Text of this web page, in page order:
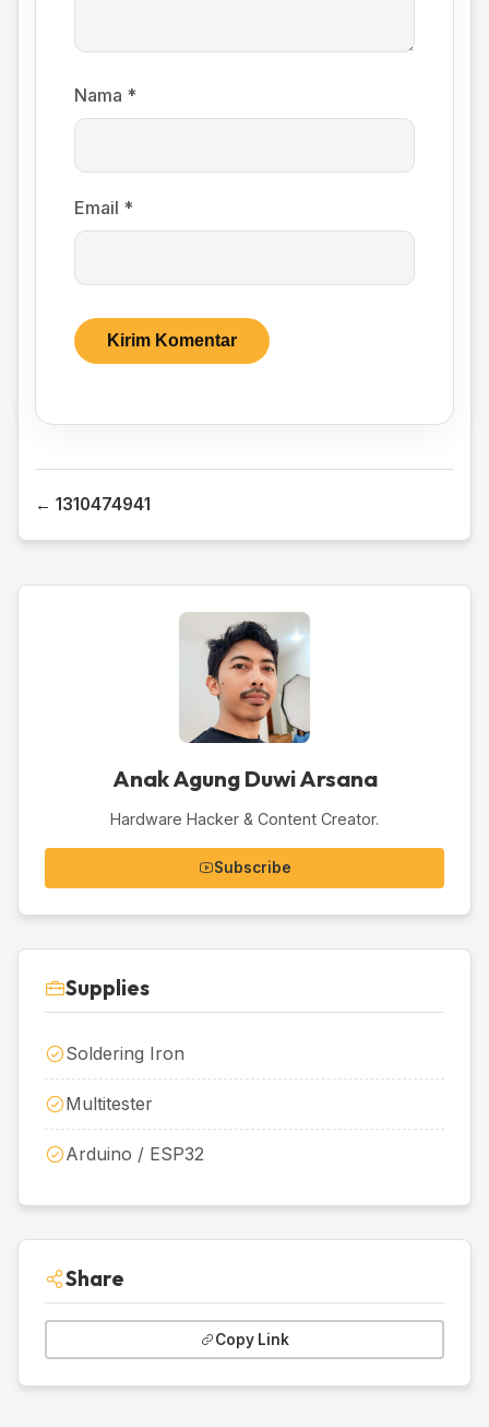
Nama *
Email *
← 1310474941
Anak Agung Duwi Arsana
Hardware Hacker & Content Creator.
Subscribe
Supplies
Soldering Iron
Multitester
Arduino / ESP32
Share
Copy Link